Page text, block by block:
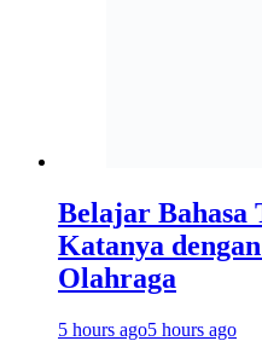
Belajar Bahasa
Katanya
Olahraga
5 hours ago5 hours ago